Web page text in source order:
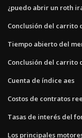
¿puedo abrir un roth
Conclusión del carrito
Tiempo abierto del
Conclusión del carrito
Cuenta de índice aes
Costos de contratos
Tasas de interés del
Los principales